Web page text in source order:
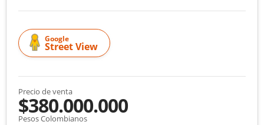
Google
Street View
Precio de venta
$380.000.000
Pesos Colombianos